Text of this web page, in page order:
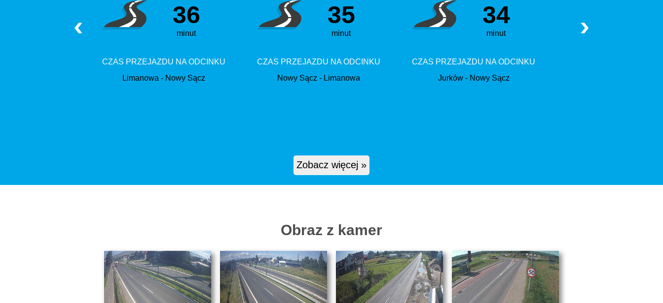
36
minut
CZAS PRZEJAZDU NA ODCINKU
Limanowa - Nowy Sącz
35
minut
CZAS PRZEJAZDU NA ODCINKU
Nowy Sącz - Limanowa
34
minut
CZAS PRZEJAZDU NA ODCINKU
Jurków - Nowy Sącz
Zobacz więcej »
Obraz z kamer